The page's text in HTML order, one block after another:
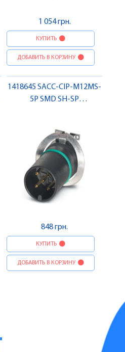
1 054 грн.
КУПИТЬ
ДОБАВИТЬ В КОРЗИНУ
1418645 SACC-CIP-M12MS-
5P SMD SH-SP
848 грн.
КУПИТЬ
ДОБАВИТЬ В КОРЗИНУ